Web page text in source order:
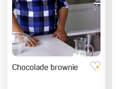
Chocolade brownie